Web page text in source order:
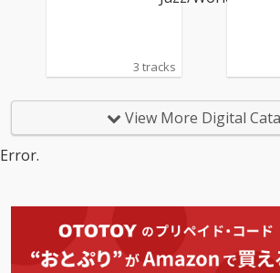
3 tracks
View More Digital
Error.